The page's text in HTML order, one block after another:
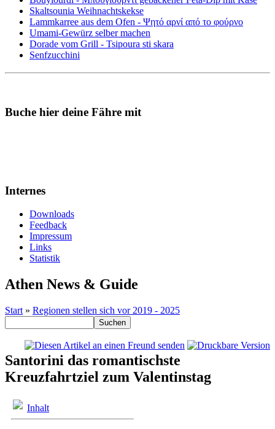
Skaltsounia Weihnachtskekse
Lammkarree aus dem Ofen - Ψητό αρνί από το φούρνο
Umami-Gewürz selber machen
Dorade vom Grill - Tsipoura sti skara
Senfzucchini
Buche hier deine Fähre mit
Internes
Downloads
Feedback
Impressum
Links
Statistik
Athen News & Guide
Start » Regionen stellen sich vor 2019 - 2025
Santorini das romantischste
Kreuzfahrtziel zum Valentinstag
Inhalt